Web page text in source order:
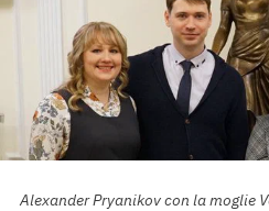
Alexander Pryanikov con la moglie